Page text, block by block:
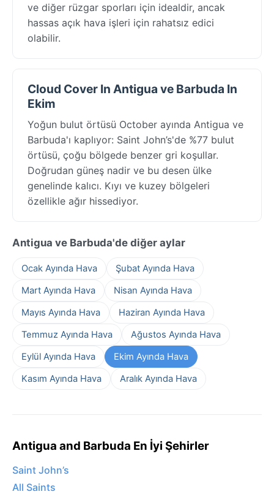
ve diğer rüzgar sporları için idealdir, ancak
hassas açık hava işleri için rahatsız edici
olabilir.
Cloud Cover In Antigua ve Barbuda In
Ekim
Yoğun bulut örtüsü October ayında Antigua ve
Barbuda'ı kaplıyor: Saint John’s'de %77 bulut
örtüsü, çoğu bölgede benzer gri koşullar.
Doğrudan güneş nadir ve bu desen ülke
genelinde kalıcı. Kıyı ve kuzey bölgeleri
özellikle ağır hissediyor.
Antigua ve Barbuda'de diğer aylar
Ocak Ayında Hava
Şubat Ayında Hava
Mart Ayında Hava
Nisan Ayında Hava
Mayıs Ayında Hava
Haziran Ayında Hava
Temmuz Ayında Hava
Ağustos Ayında Hava
Eylül Ayında Hava
Ekim Ayında Hava
Kasım Ayında Hava
Aralık Ayında Hava
Antigua and Barbuda En İyi Şehirler
Saint John’s
All Saints